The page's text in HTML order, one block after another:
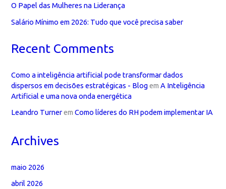
O Papel das Mulheres na Liderança
Salário Mínimo em 2026: Tudo que você precisa saber
Recent Comments
Como a inteligência artificial pode transformar dados
dispersos em decisões estratégicas - BlogemA Inteligência
Artificial e uma nova onda energética
Leandro TurneremComo líderes do RH podem implementar IA
Archives
maio 2026
abril 2026